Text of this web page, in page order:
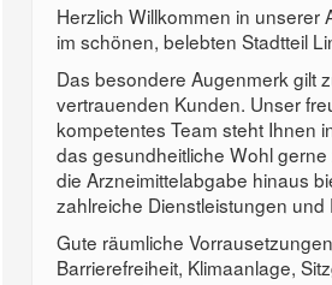
Herzlich Willkommen in unserer
im schönen, belebten Stadtteil
Das besondere Augenmerk gilt
vertrauenden Kunden. Unser
kompetentes Team steht Ihnen
das gesundheitliche Wohl
die Arzneimittelabgabe hinaus
zahlreiche Dienstleistungen und
Gute räumliche
Barrierefreiheit, Klimaanlage,